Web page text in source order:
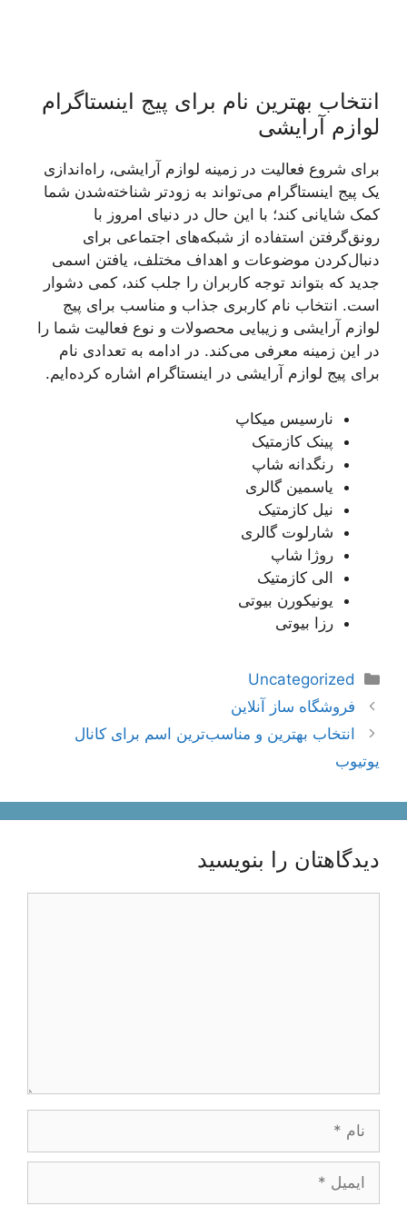
انتخاب بهترین نام برای پیج اینستاگرام
لوازم آرایشی
برای شروع فعالیت در زمینه لوازم آرایشی، راه‌اندازی
یک پیج اینستاگرام می‌تواند به زودتر شناخته‌شدن شما
کمک شایانی کند؛ با این حال در دنیای امروز با
رونق‌گرفتن استفاده از شبکه‌های اجتماعی برای
دنبال‌کردن موضوعات و اهداف مختلف، یافتن اسمی
جدید که بتواند توجه کاربران را جلب کند، کمی دشوار
است. انتخاب نام کاربری جذاب و مناسب برای پیج
لوازم آرایشی و زیبایی محصولات و نوع فعالیت شما را
در این زمینه معرفی می‌کند. در ادامه به تعدادی نام
برای پیج لوازم آرایشی در اینستاگرام اشاره کرده‌ایم.
نارسیس میکاپ
پینک کازمتیک
رنگدانه شاپ
یاسمین گالری
نیل کازمتیک
شارلوت گالری
روژا شاپ
الی کازمتیک
یونیکورن بیوتی
رزا بیوتی
دسته‌ها
Uncategorized
ناوبری
نوشته‌ها
فروشگاه ساز آنلاین
انتخاب بهترین و مناسب‌ترین اسم برای کانال
یوتیوب
دیدگاهتان را بنویسید
ایمیل